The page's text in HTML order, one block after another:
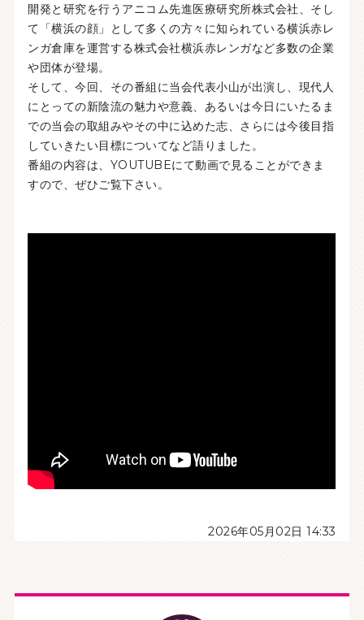
開発と研究を行うアニコム先進医療研究所株式会社、そし
て「横浜の顔」として多くの方々に知られている横浜赤レ
ンガ倉庫を運営する株式会社横浜赤レンガなど多数の企業
や団体が登場。
そして、今回、その番組に当会代表小山が出演し、現代人
にとっての新陰流の魅力や意義、あるいは今日にいたるま
での当会の取組みやその中に込めた志、さらには今後目指
していきたい目標についてなど語りました。
番組の内容は、YOUTUBEにて動画で見ることができま
すので、ぜひご覧下さい。
2026年05月02日 14:33